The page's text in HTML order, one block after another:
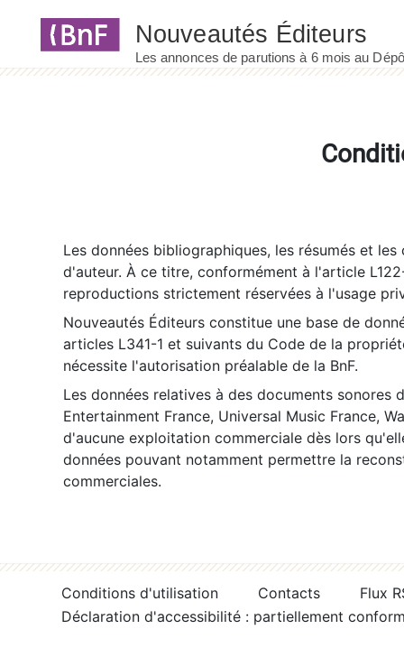
Les données bibliographiques, les résumés et
d'auteur. À ce titre, conformément à l'article
reproductions strictement réservées à l'usage
Nouveautés Éditeurs constitue une base de
articles L341-1 et suivants du Code de la
nécessite l'autorisation préalable de la BnF.
Les données relatives à des documents sonores
Entertainment France, Universal Music France,
d'aucune exploitation commerciale dès lors
données pouvant notamment permettre la
commerciales.
Conditions d'utilisation Contacts
Flux
Déclaration d'accessibilité : partiellement